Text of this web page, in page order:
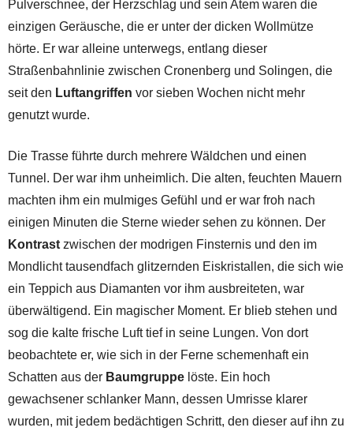
Pulverschnee, der Herzschlag und sein Atem waren die
einzigen Geräusche, die er unter der dicken Wollmütze
hörte. Er war alleine unterwegs, entlang dieser
Straßenbahnlinie zwischen Cronenberg und Solingen, die
seit den Luftangriffen vor sieben Wochen nicht mehr
genutzt wurde.
Die Trasse führte durch mehrere Wäldchen und einen
Tunnel. Der war ihm unheimlich. Die alten, feuchten Mauern
machten ihm ein mulmiges Gefühl und er war froh nach
einigen Minuten die Sterne wieder sehen zu können. Der
Kontrast zwischen der modrigen Finsternis und den im
Mondlicht tausendfach glitzernden Eiskristallen, die sich wie
ein Teppich aus Diamanten vor ihm ausbreiteten, war
überwältigend. Ein magischer Moment. Er blieb stehen und
sog die kalte frische Luft tief in seine Lungen. Von dort
beobachtete er, wie sich in der Ferne schemenhaft ein
Schatten aus der Baumgruppe löste. Ein hoch
gewachsener schlanker Mann, dessen Umrisse klarer
wurden, mit jedem bedächtigen Schritt, den dieser auf ihn zu